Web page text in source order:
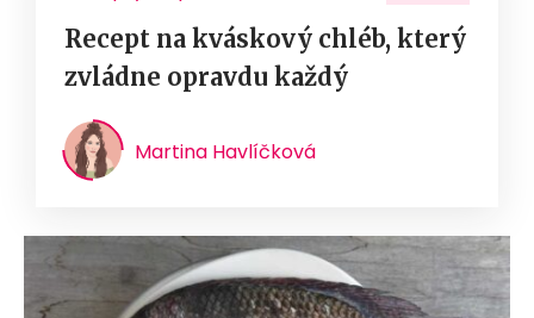
Recept na kváskový chléb, který
zvládne opravdu každý
Martina Havlíčková